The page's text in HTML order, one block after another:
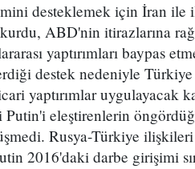
desteklemek için İran
ABD'nin itirazlarına
yaptırımları baypas
destek nedeniyle Türkiye
yaptırımlar uygulayacak
Putin'i eleştirenlerin
Rusya-Türkiye
2016'daki darbe girişimi